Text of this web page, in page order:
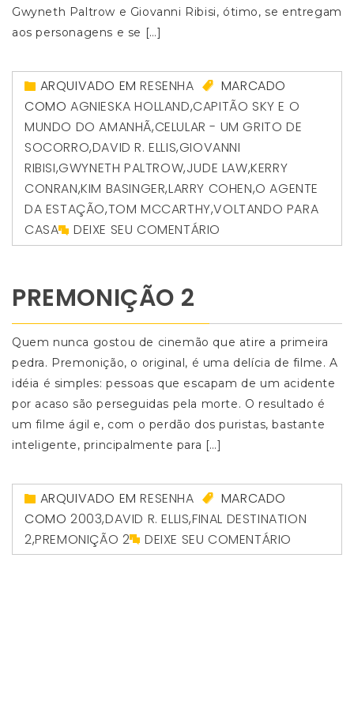
Gwyneth Paltrow e Giovanni Ribisi, ótimo, se entregam
aos personagens e se […]
ARQUIVADO EMRESENHA
MARCADO
COMO AGNIESKA HOLLAND,CAPITÃO SKY E O
MUNDO DO AMANHÃ,CELULAR - UM GRITO DE
SOCORRO,DAVID R. ELLIS,GIOVANNI
RIBISI,GWYNETH PALTROW,JUDE LAW,KERRY
CONRAN,KIM BASINGER,LARRY COHEN,O AGENTE
DA ESTAÇÃO,TOM MCCARTHY,VOLTANDO PARA
CASA
DEIXE SEU COMENTÁRIO
PREMONIÇÃO 2
Quem nunca gostou de cinemão que atire a primeira
pedra. Premonição, o original, é uma delícia de filme. A
idéia é simples: pessoas que escapam de um acidente
por acaso são perseguidas pela morte. O resultado é
um filme ágil e, com o perdão dos puristas, bastante
inteligente, principalmente para […]
ARQUIVADO EMRESENHA
MARCADO
COMO 2003,DAVID R. ELLIS,FINAL DESTINATION
2,PREMONIÇÃO 2 DEIXE SEU COMENTÁRIO